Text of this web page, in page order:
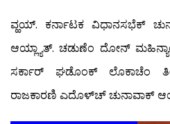
ವ್ಹಯ್. ಕರ್ನಾಟಕ ವಿಧಾನಸಭೆಕ್
ಆಯ್ಲ್ಯಾತ್. ಚಡುಣೆಂ ದೋನ್
ಸರ್ಕಾರ್ ಘಡೊಂಕ್ ಲೊಕಾಚೆಂ
ರಾಜಕಾರಣಿ ಎದೊಳ್‍ಚ್ ಚುನಾವಾಕ್